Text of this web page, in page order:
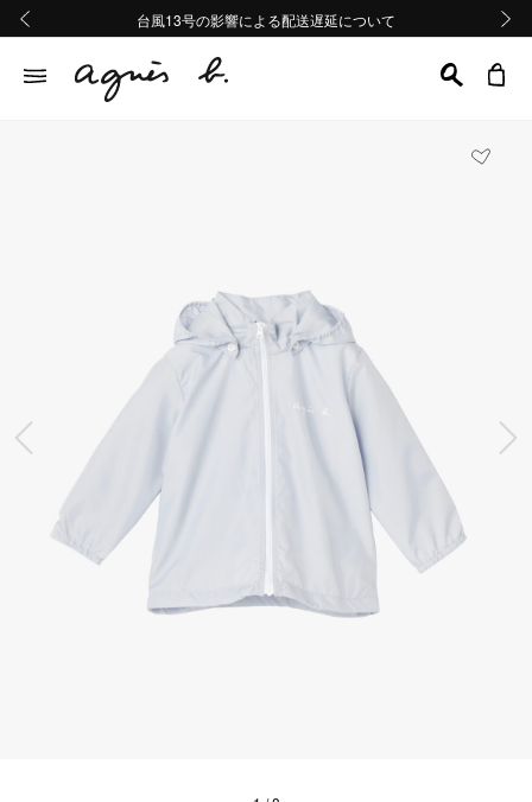
熊本地域地震の影響による配送遅延について
Summer Sale 2buy10%OFF!!
台風13号の影響による配送遅延について
熊本地域地震の影響による配送遅延について
Summer Sale 2buy10%OFF!!
前の画像